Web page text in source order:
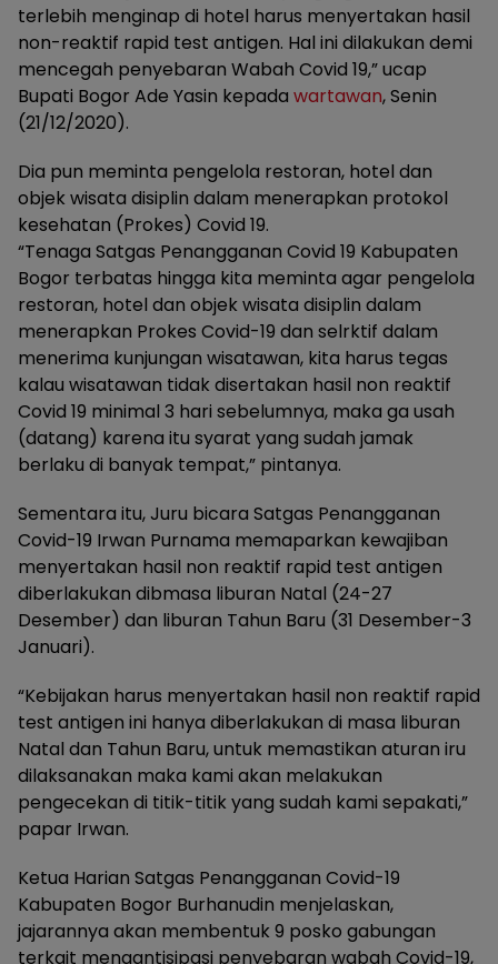
terlebih menginap di hotel harus menyertakan hasil
non-reaktif rapid test antigen. Hal ini dilakukan demi
mencegah penyebaran Wabah Covid 19,” ucap
Bupati Bogor Ade Yasin kepada wartawan, Senin
(21/12/2020).
Dia pun meminta pengelola restoran, hotel dan
objek wisata disiplin dalam menerapkan protokol
kesehatan (Prokes) Covid 19.
“Tenaga Satgas Penangganan Covid 19 Kabupaten
Bogor terbatas hingga kita meminta agar pengelola
restoran, hotel dan objek wisata disiplin dalam
menerapkan Prokes Covid-19 dan selrktif dalam
menerima kunjungan wisatawan, kita harus tegas
kalau wisatawan tidak disertakan hasil non reaktif
Covid 19 minimal 3 hari sebelumnya, maka ga usah
(datang) karena itu syarat yang sudah jamak
berlaku di banyak tempat,” pintanya.
Sementara itu, Juru bicara Satgas Penangganan
Covid-19 Irwan Purnama memaparkan kewajiban
menyertakan hasil non reaktif rapid test antigen
diberlakukan dibmasa liburan Natal (24-27
Desember) dan liburan Tahun Baru (31 Desember-3
Januari).
“Kebijakan harus menyertakan hasil non reaktif rapid
test antigen ini hanya diberlakukan di masa liburan
Natal dan Tahun Baru, untuk memastikan aturan iru
dilaksanakan maka kami akan melakukan
pengecekan di titik-titik yang sudah kami sepakati,”
papar Irwan.
Ketua Harian Satgas Penangganan Covid-19
Kabupaten Bogor Burhanudin menjelaskan,
jajarannya akan membentuk 9 posko gabungan
terkait mengantisipasi penyebaran wabah Covid-19,